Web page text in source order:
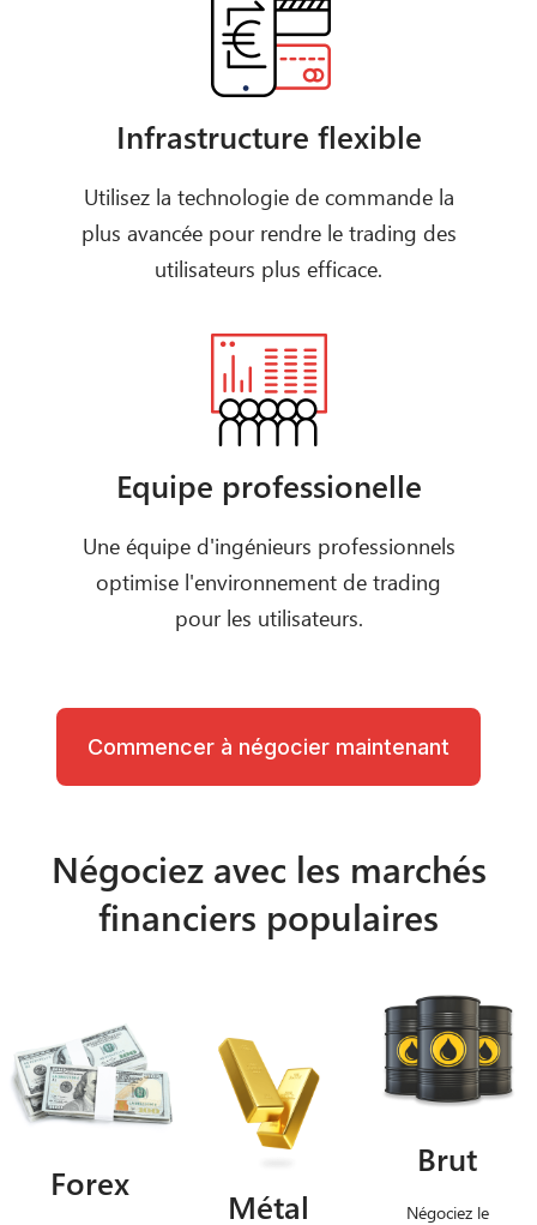
Infrastructure flexible
Utilisez la technologie de commande la
plus avancée pour rendre le trading des
utilisateurs plus efficace.
Equipe professionelle
Une équipe d'ingénieurs professionnels
optimise l'environnement de trading
pour les utilisateurs.
Commencer à négocier maintenant
Négociez avec les marchés
financiers populaires
Forex Métal
Brut
Négociez le